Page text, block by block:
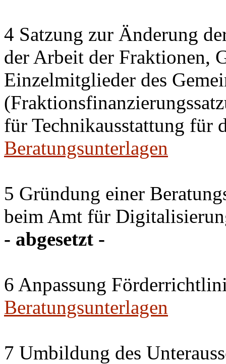
4 Satzung zur Änderung
der Arbeit der Fraktionen,
Einzelmitglieder des
für Technikausstattung für
Beratungsunterlagen
5 Gründung einer
beim Amt für
- abgesetzt -
6 Anpassung
Beratungsunterlagen
7 Umbildung des